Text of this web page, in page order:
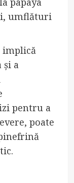
umflături
implică
și a
pentru a
poate